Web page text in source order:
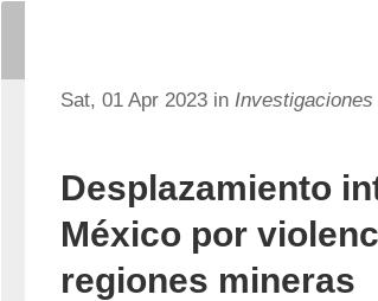
Sat, 01 Apr 2023 in
Desplazamiento
México por
regiones mineras